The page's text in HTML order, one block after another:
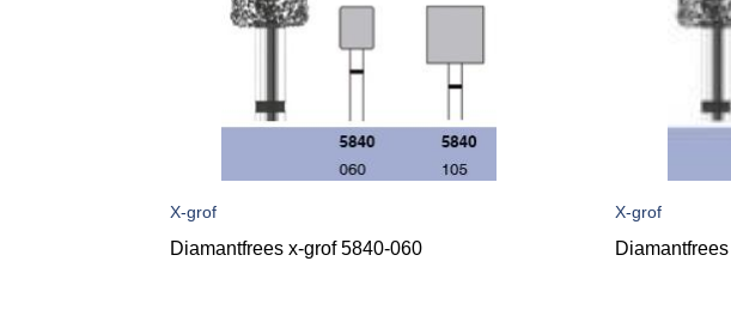
X-grof
Diamantfrees x-grof 5840-060
X-grof